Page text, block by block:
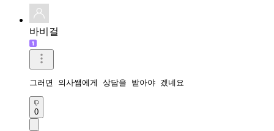
바비걸
그러면 의사쌤에게 상담을 받아야 겠네요
0